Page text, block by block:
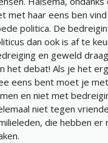
met haar eens ben vind
politica. De
dan ook is af te
en geweld
het debat! Als je het
eens bent moet je
en niet met
niet tegen
die hebben er